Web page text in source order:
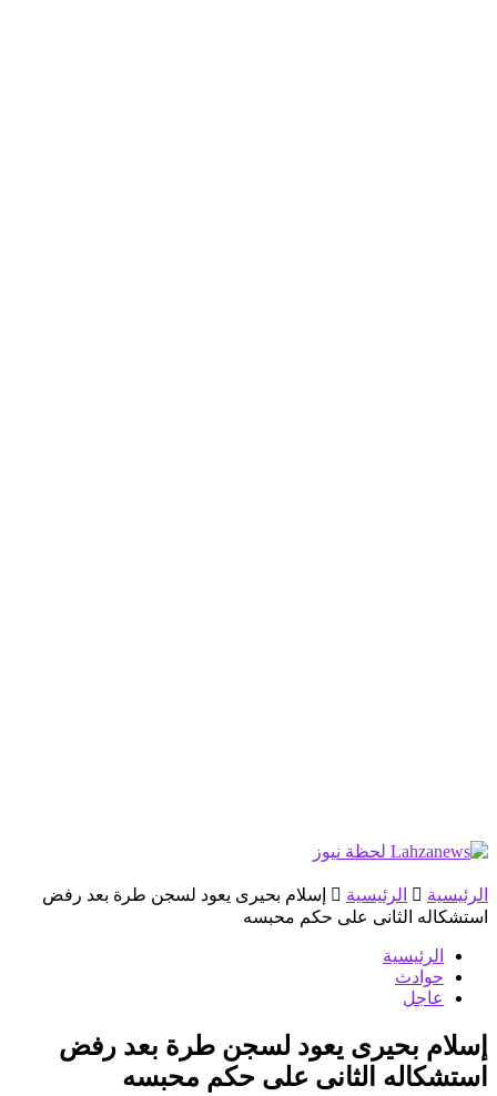
الرئيسية الرئيسية
إسلام بحيرى يعود لسجن طرة بعد رفض
استشكاله الثانى على حكم محبسه
الرئيسية
حوادث
عاجل
إسلام بحيرى يعود لسجن طرة بعد رفض
استشكاله الثانى على حكم محبسه